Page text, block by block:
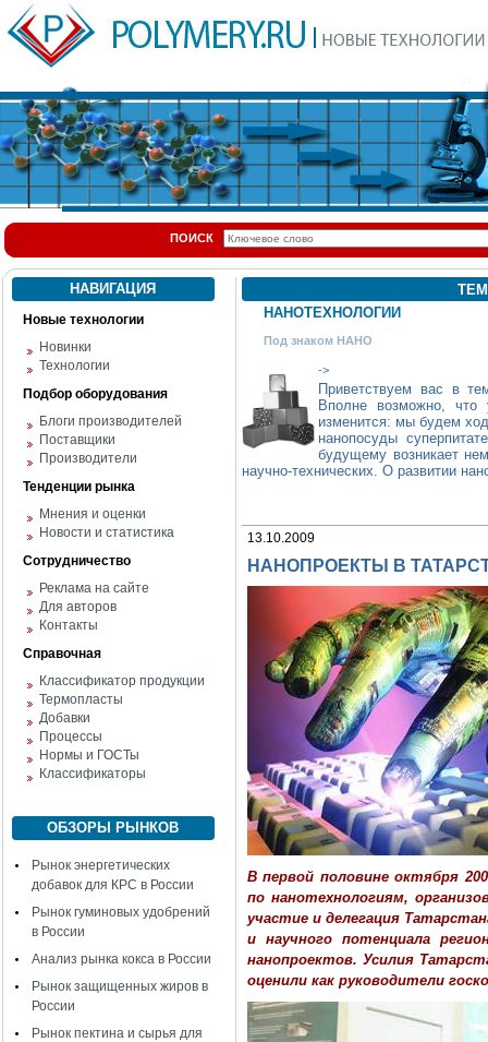
ПОИСК
НАВИГАЦИЯ
Новые технологии
Новинки
Технологии
Подбор оборудования
Блоги производителей
Поставщики
Производители
Тенденции рынка
Мнения и оценки
Новости и статистика
Сотрудничество
Реклама на сайте
Для авторов
Контакты
Справочная
Классификатор продукции
Термопласты
Добавки
Процессы
Нормы и ГОСТы
Классификаторы
ОБЗОРЫ РЫНКОВ
Рынок энергетических
добавок для КРС в России
Рынок гуминовых удобрений
в России
Анализ рынка кокса в России
Рынок защищенных жиров в
России
Рынок пектина и сырья для
НАНОТЕХНОЛОГИИ
Под знаком НАНО
->
Приветствуем вас в
Вполне возможно,
изменится: мы будем
нанопосуды
будущему возникает
научно-технических. О развитии
13.10.2009
НАНОПРОЕКТЫ В
В первой половине октября
по нанотехнологиям,
участие и делегация
и научного потенциала
нанопроектов. Усилия
оценили как руководители